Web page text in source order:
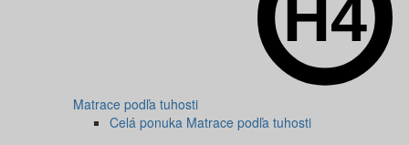
Matrace podľa tuhosti
Celá ponuka Matrace podľa tuhosti